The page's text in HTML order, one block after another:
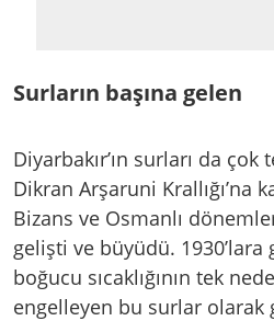
Surların başına gelen
Diyarbakır’ın surları da
Dikran Arşaruni Krallığı’na
Bizans ve Osmanlı
gelişti ve büyüdü.
boğucu sıcaklığının tek
engelleyen bu surlar olarak